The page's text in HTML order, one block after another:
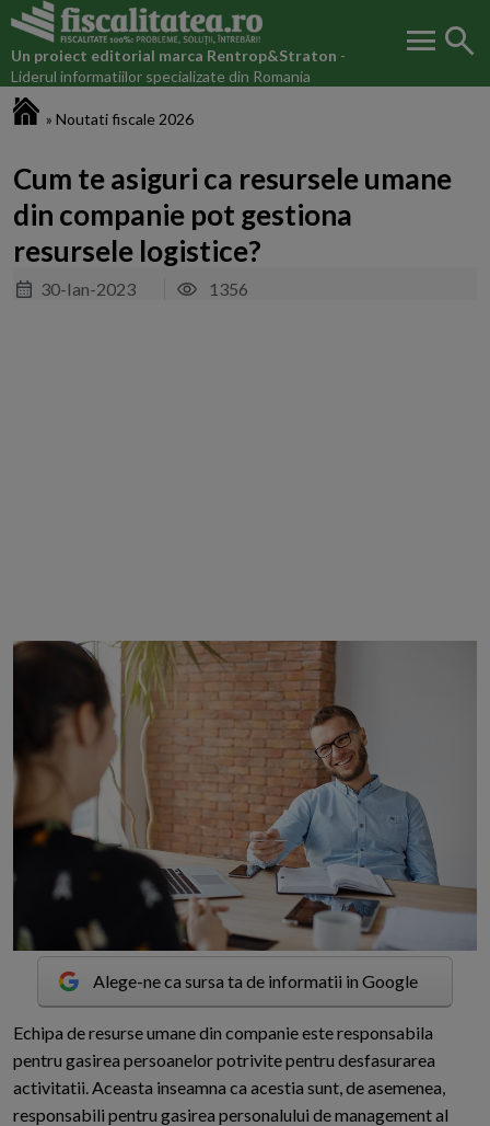
Un proiect editorial marca Rentrop&Straton -
Liderul informatiilor specializate din Romania
menu search
» Noutati fiscale 2026
Cum te asiguri ca resursele umane
din companie pot gestiona
resursele logistice?
30-Ian-2023 1356
Alege-ne ca sursa ta de informatii in Google
Echipa de resurse umane din companie este responsabila
pentru gasirea persoanelor potrivite pentru desfasurarea
activitatii. Aceasta inseamna ca acestia sunt, de asemenea,
responsabili pentru gasirea personalului de management al